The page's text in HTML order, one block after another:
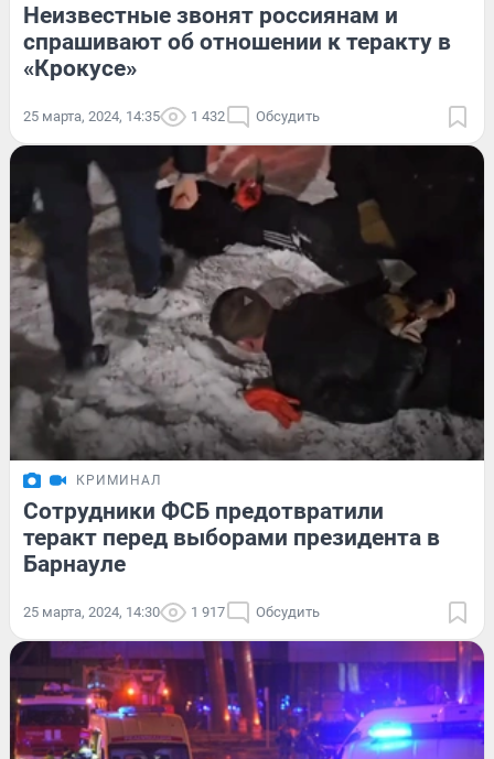
Неизвестные звонят россиянам и
спрашивают об отношении к теракту в
«Крокусе»
25 марта, 2024, 14:35 1 432 Обсудить
КРИМИНАЛ
Сотрудники ФСБ предотвратили
теракт перед выборами президента в
Барнауле
25 марта, 2024, 14:30 1 917 Обсудить